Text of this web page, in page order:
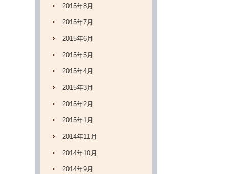
2015年8月
2015年7月
2015年6月
2015年5月
2015年4月
2015年3月
2015年2月
2015年1月
2014年11月
2014年10月
2014年9月